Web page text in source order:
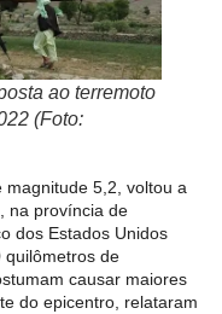
ao terremoto
(Foto:
magnitude 5,2, voltou a
na província de
dos Estados Unidos
quilômetros de
causar maiores
do epicentro, relataram